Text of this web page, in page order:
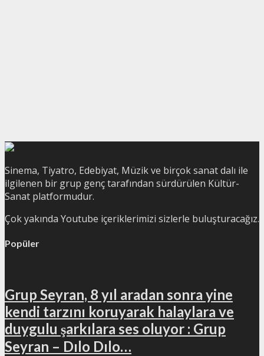
Sinema, Tiyatro, Edebiyat, Müzik ve birçok sanat dalı ile
ilgilenen bir grup genç tarafından sürdürülen Kültür-
Sanat platformudur.
Çok yakında Youtube içeriklerimizi sizlerle buluşturacağız.
Popüler
Grup Seyran, 8 yıl aradan sonra yine
kendi tarzını koruyarak halaylara ve
duygulu şarkılara ses oluyor : Grup
Seyran – Dılo Dılo…